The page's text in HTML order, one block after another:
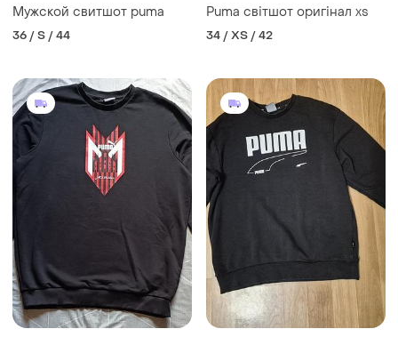
Мужской свитшот puma
36 / S / 44
Puma світшот оригінал xs
34 / XS / 42